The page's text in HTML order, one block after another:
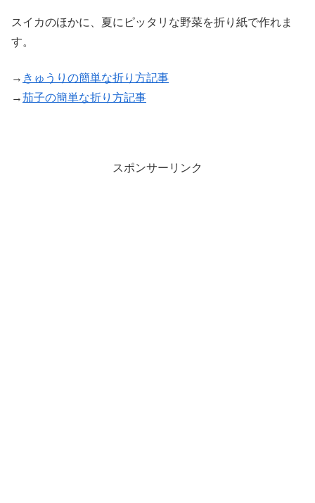
スイカのほかに、夏にピッタリな野菜を折り紙で作れま
す。
→ きゅうりの簡単な折り方記事
→茄子の簡単な折り方記事
スポンサーリンク